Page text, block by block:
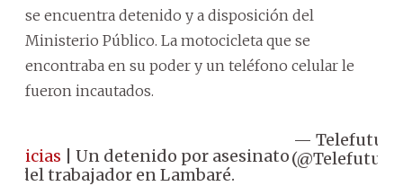
se encuentra detenido y a disposición del
Ministerio Público. La motocicleta que se
encontraba en su poder y un teléfono celular le
fueron incautados.
| Un detenido por asesinato
del trabajador en Lambaré.
— Telefuturo
(@Telefuturo)